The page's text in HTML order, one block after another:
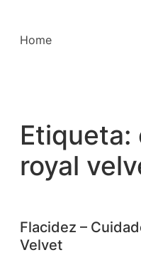
para
Home
Etiqueta:
royal
Flacidez –
Velvet